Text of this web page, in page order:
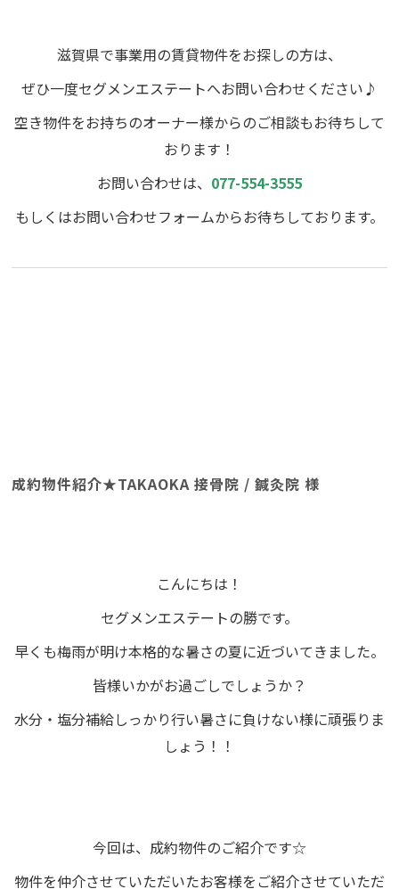
滋賀県で事業用の賃貸物件をお探しの方は、
ぜひ一度セグメンエステートへお問い合わせください♪
空き物件をお持ちのオーナー様からのご相談もお待ちして
おります！
お問い合わせは、 077-554-3555
もしくはお問い合わせフォームからお待ちしております。
成約物件紹介★TAKAOKA 接骨院 / 鍼灸院 様
こんにちは！
セグメンエステートの勝です。
早くも梅雨が明け本格的な暑さの夏に近づいてきました。
皆様いかがお過ごしでしょうか？
水分・塩分補給しっかり行い暑さに負けない様に頑張りま
しょう！！
今回は、成約物件のご紹介です☆
物件を仲介させていただいたお客様をご紹介させていただ